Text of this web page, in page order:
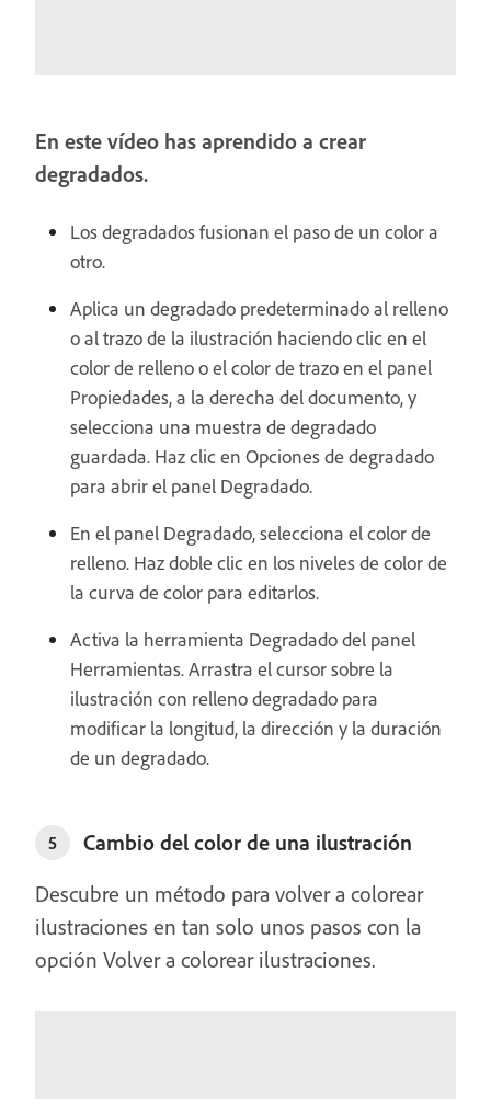
En este vídeo has aprendido a crear
degradados.
Los degradados fusionan el paso de un color a
otro.
Aplica un degradado predeterminado al relleno
o al trazo de la ilustración haciendo clic en el
color de relleno o el color de trazo en el panel
Propiedades, a la derecha del documento, y
selecciona una muestra de degradado
guardada. Haz clic en Opciones de degradado
para abrir el panel Degradado.
En el panel Degradado, selecciona el color de
relleno. Haz doble clic en los niveles de color de
la curva de color para editarlos.
Activa la herramienta Degradado del panel
Herramientas. Arrastra el cursor sobre la
ilustración con relleno degradado para
modificar la longitud, la dirección y la duración
de un degradado.
5
Cambio del color de una ilustración
Descubre un método para volver a colorear
ilustraciones en tan solo unos pasos con la
opción Volver a colorear ilustraciones.